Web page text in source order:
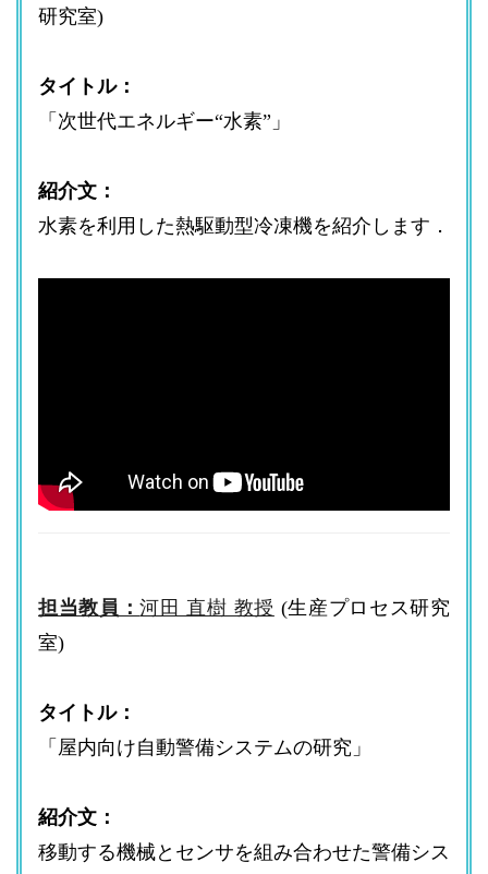
研究室)
タイトル：
「次世代エネルギー“水素”」
紹介文：
水素を利用した熱駆動型冷凍機を紹介します．
担当教員：河田 直樹 教授 (生産プロセス研究
室)
タイトル：
「屋内向け自動警備システムの研究」
紹介文：
移動する機械とセンサを組み合わせた警備シス